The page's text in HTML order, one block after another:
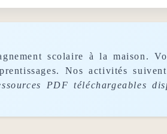
scolaire à la maison.
Nos activités
PDF téléchargeables